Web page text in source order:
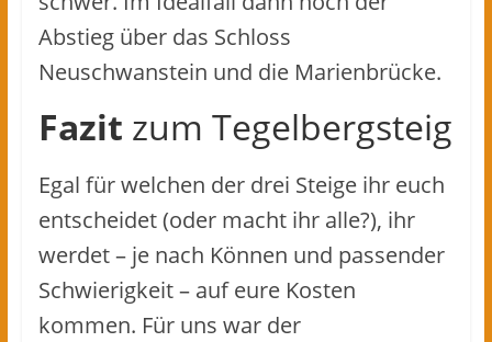
Abstieg über das Schloss
Neuschwanstein und die Marienbrücke.
Fazit zum Tegelbergsteig
Egal für welchen der drei Steige ihr euch
entscheidet (oder macht ihr alle?), ihr
werdet – je nach Können und passender
Schwierigkeit – auf eure Kosten
kommen. Für uns war der